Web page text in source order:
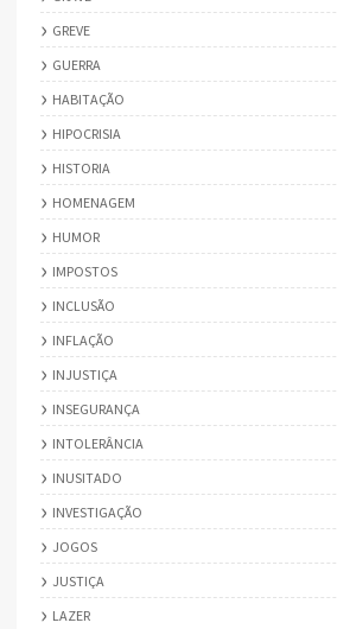
GREVE
GUERRA
HABITAÇÃO
HIPOCRISIA
HISTORIA
HOMENAGEM
HUMOR
IMPOSTOS
INCLUSÃO
INFLAÇÃO
INJUSTIÇA
INSEGURANÇA
INTOLERÂNCIA
INUSITADO
INVESTIGAÇÃO
JOGOS
JUSTIÇA
LAZER